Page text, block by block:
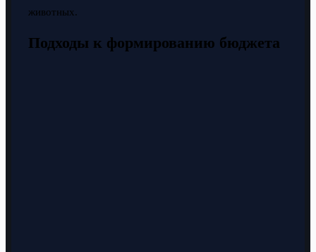
животных.
Подходы к формированию бюджета